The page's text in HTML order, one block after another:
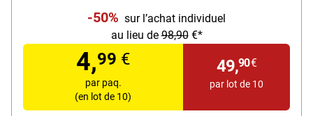
Contenu par paquet : 500 feuille(s)
-50% sur l’achat individuel
au lieu de98,90€*
4,99 €
par paq.
(en lot de 10)
49,90€
par lot de 10